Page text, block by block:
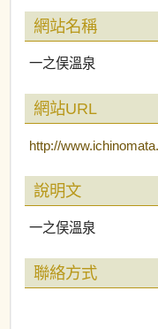
網站名稱
一之俣溫泉
網站URL
http://
說明文
一之俣溫泉
聯絡方式